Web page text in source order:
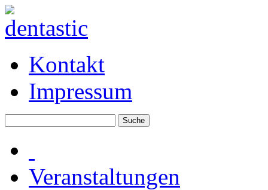
Kontakt
Impressum
Veranstaltungen